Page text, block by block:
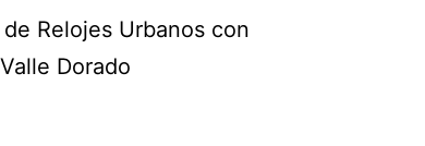
Relojes Urbanos con
Dorado